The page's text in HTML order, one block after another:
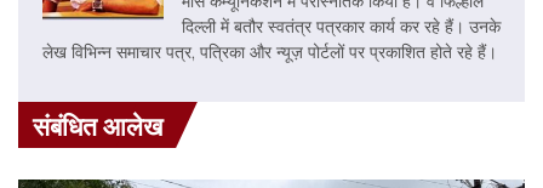
दिल्ली में बतौर स्वतंत्र पत्रकार कार्य कर रहे हैं। उनके
लेख विभिन्न समाचार पत्र, पत्रिका और न्यूज़ पोर्टलों पर प्रकाशित होते रहे हैं।
संबंधित आलेख